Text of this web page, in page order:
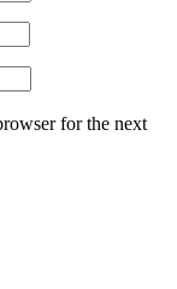
for the next